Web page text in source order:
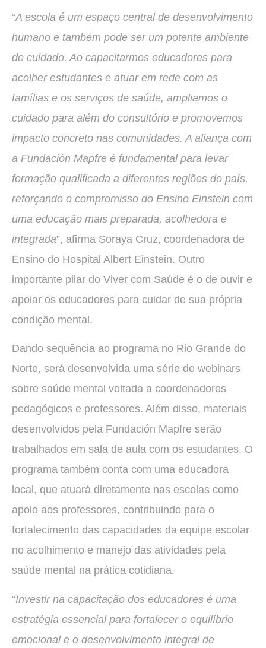
“A escola é um espaço central de desenvolvimento
humano e também pode ser um potente ambiente
de cuidado. Ao capacitarmos educadores para
acolher estudantes e atuar em rede com as
famílias e os serviços de saúde, ampliamos o
cuidado para além do consultório e promovemos
impacto concreto nas comunidades. A aliança com
a Fundación Mapfre é fundamental para levar
formação qualificada a diferentes regiões do país,
reforçando o compromisso do Ensino Einstein com
uma educação mais preparada, acolhedora e
integrada”, afirma Soraya Cruz, coordenadora de
Ensino do Hospital Albert Einstein. Outro
importante pilar do Viver com Saúde é o de ouvir e
apoiar os educadores para cuidar de sua própria
condição mental.
Dando sequência ao programa no Rio Grande do
Norte, será desenvolvida uma série de webinars
sobre saúde mental voltada a coordenadores
pedagógicos e professores. Além disso, materiais
desenvolvidos pela Fundación Mapfre serão
trabalhados em sala de aula com os estudantes. O
programa também conta com uma educadora
local, que atuará diretamente nas escolas como
apoio aos professores, contribuindo para o
fortalecimento das capacidades da equipe escolar
no acolhimento e manejo das atividades pela
saúde mental na prática cotidiana.
“Investir na capacitação dos educadores é uma
estratégia essencial para fortalecer o equilíbrio
emocional e o desenvolvimento integral de